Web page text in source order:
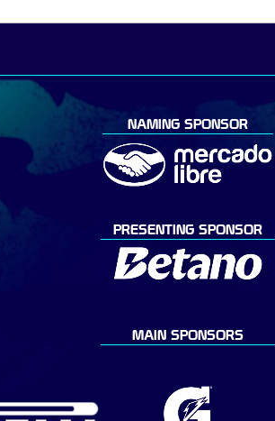
NAMING SPONSOR
PRESENTING SPONSOR
MAIN SPONSORS